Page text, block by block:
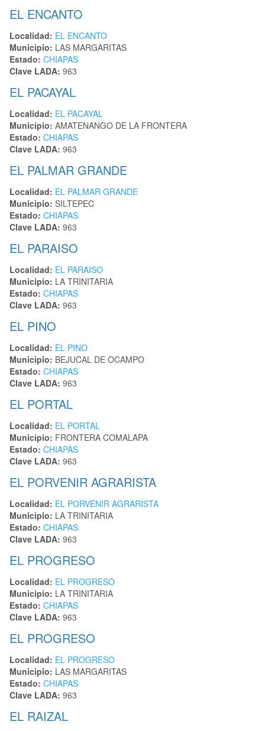
EL ENCANTO
Localidad: EL ENCANTO
Municipio: LAS MARGARITAS
Estado: CHIAPAS
Clave LADA: 963
EL PACAYAL
Localidad: EL PACAYAL
Municipio: AMATENANGO DE LA FRONTERA
Estado: CHIAPAS
Clave LADA: 963
EL PALMAR GRANDE
Localidad: EL PALMAR GRANDE
Municipio: SILTEPEC
Estado: CHIAPAS
Clave LADA: 963
EL PARAISO
Localidad: EL PARAISO
Municipio: LA TRINITARIA
Estado: CHIAPAS
Clave LADA: 963
EL PINO
Localidad: EL PINO
Municipio: BEJUCAL DE OCAMPO
Estado: CHIAPAS
Clave LADA: 963
EL PORTAL
Localidad: EL PORTAL
Municipio: FRONTERA COMALAPA
Estado: CHIAPAS
Clave LADA: 963
EL PORVENIR AGRARISTA
Localidad: EL PORVENIR AGRARISTA
Municipio: LA TRINITARIA
Estado: CHIAPAS
Clave LADA: 963
EL PROGRESO
Localidad: EL PROGRESO
Municipio: LA TRINITARIA
Estado: CHIAPAS
Clave LADA: 963
EL PROGRESO
Localidad: EL PROGRESO
Municipio: LAS MARGARITAS
Estado: CHIAPAS
Clave LADA: 963
EL RAIZAL